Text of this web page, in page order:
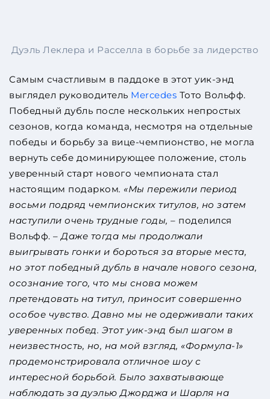
Дуэль Леклера и Расселла в борьбе за лидерство
Самым счастливым в паддоке в этот уик-энд
выглядел руководитель Mercedes Тото Вольфф.
Победный дубль после нескольких непростых
сезонов, когда команда, несмотря на отдельные
победы и борьбу за вице-чемпионство, не могла
вернуть себе доминирующее положение, столь
уверенный старт нового чемпионата стал
настоящим подарком. «Мы пережили период
восьми подряд чемпионских титулов, но затем
наступили очень трудные годы, – поделился
Вольфф. – Даже тогда мы продолжали
выигрывать гонки и бороться за вторые места,
но этот победный дубль в начале нового сезона,
осознание того, что мы снова можем
претендовать на титул, приносит совершенно
особое чувство. Давно мы не одерживали таких
уверенных побед. Этот уик-энд был шагом в
неизвестность, но, на мой взгляд, «Формула-1»
продемонстрировала отличное шоу с
интересной борьбой. Было захватывающе
наблюдать за дуэлью Джорджа и Шарля на